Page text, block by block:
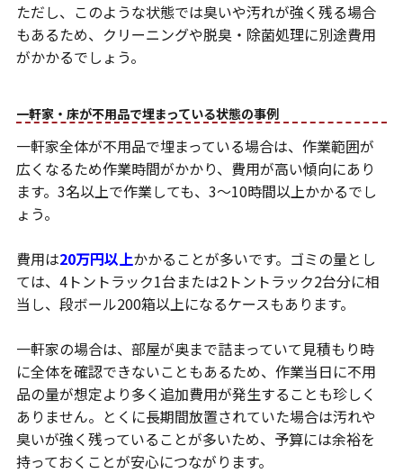
ただし、このような状態では臭いや汚れが強く残る場合
もあるため、クリーニングや脱臭・除菌処理に別途費用
がかかるでしょう。
一軒家・床が不用品で埋まっている状態の事例
一軒家全体が不用品で埋まっている場合は、作業範囲が
広くなるため作業時間がかかり、費用が高い傾向にあり
ます。3名以上で作業しても、3～10時間以上かかるでし
ょう。
費用は20万円以上かかることが多いです。ゴミの量とし
ては、4トントラック1台または2トントラック2台分に相
当し、段ボール200箱以上になるケースもあります。
一軒家の場合は、部屋が奥まで詰まっていて見積もり時
に全体を確認できないこともあるため、作業当日に不用
品の量が想定より多く追加費用が発生することも珍しく
ありません。とくに長期間放置されていた場合は汚れや
臭いが強く残っていることが多いため、予算には余裕を
持っておくことが安心につながります。